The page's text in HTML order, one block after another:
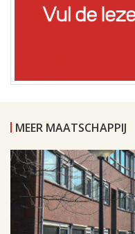
MEER MAATSCHAPPIJ